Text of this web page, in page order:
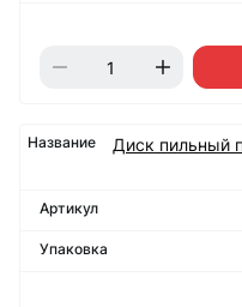
Диск пильный